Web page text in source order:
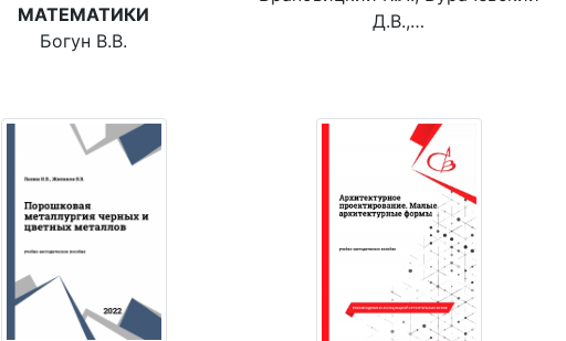
МАТЕМАТИКИ
Богун В.В.
Д.В.,…